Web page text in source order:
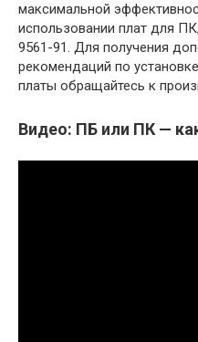
максимальной
использовании плат для
9561-91. Для получения
рекомендаций по
платы обращайтесь к
Видео: ПБ или ПК —